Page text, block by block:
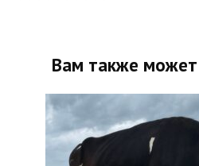
Вам также может